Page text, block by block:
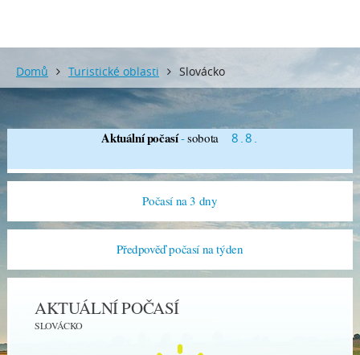
Domů Turistické oblasti Slovácko
Aktuální počasí-sobota 8.8.
Počasí na 3 dny
Předpověď počasí na týden
AKTUÁLNÍ POČASÍ
SLOVÁCKO